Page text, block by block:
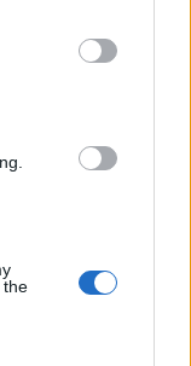
the
Lago di Garda